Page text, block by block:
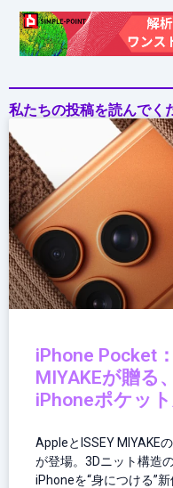
私たちの投稿を読んでく
iPhone Pocket
MIYAKEが贈る
iPhoneポケッ
AppleとISSEY MIYAKE
が登場。3Dニット構造
iPhoneを“身につける”新